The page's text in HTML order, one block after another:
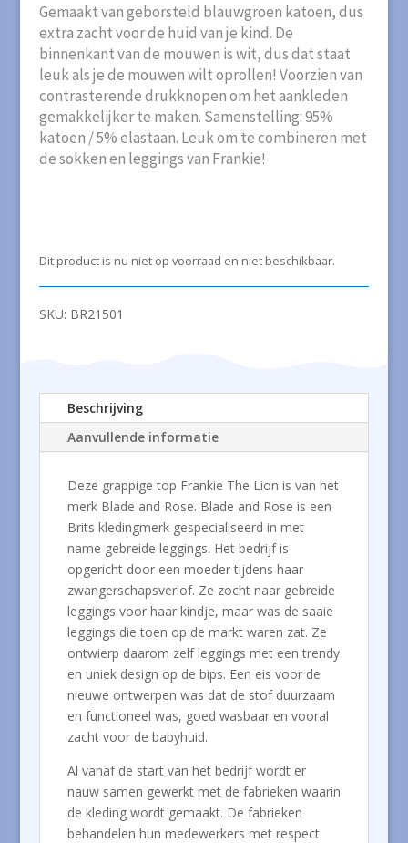
Gemaakt van geborsteld blauwgroen katoen, dus
extra zacht voor de huid van je kind. De
binnenkant van de mouwen is wit, dus dat staat
leuk als je de mouwen wilt oprollen! Voorzien van
contrasterende drukknopen om het aankleden
gemakkelijker te maken. Samenstelling: 95%
katoen / 5% elastaan. Leuk om te combineren met
de sokken en leggings van Frankie!
Dit product is nu niet op voorraad en niet beschikbaar.
SKU: BR21501
Beschrijving
Aanvullende informatie
Deze grappige top Frankie The Lion is van het
merk Blade and Rose. Blade and Rose is een
Brits kledingmerk gespecialiseerd in met
name gebreide leggings. Het bedrijf is
opgericht door een moeder tijdens haar
zwangerschapsverlof. Ze zocht naar gebreide
leggings voor haar kindje, maar was de saaie
leggings die toen op de markt waren zat. Ze
ontwierp daarom zelf leggings met een trendy
en uniek design op de bips. Een eis voor de
nieuwe ontwerpen was dat de stof duurzaam
en functioneel was, goed wasbaar en vooral
zacht voor de babyhuid.
Al vanaf de start van het bedrijf wordt er
nauw samen gewerkt met de fabrieken waarin
de kleding wordt gemaakt. De fabrieken
behandelen hun medewerkers met respect